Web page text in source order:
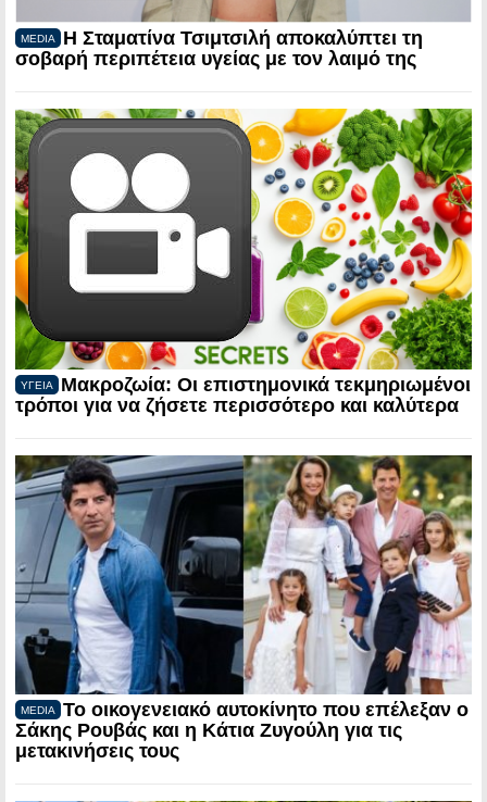
MEDIA
Η Σταματίνα Τσιμτσιλή αποκαλύπτει τη
σοβαρή περιπέτεια υγείας με τον λαιμό της
ΥΓΕΙΑ
Μακροζωία: Οι επιστημονικά τεκμηριωμένοι
τρόποι για να ζήσετε περισσότερο και καλύτερα
MEDIA
Το οικογενειακό αυτοκίνητο που επέλεξαν ο
Σάκης Ρουβάς και η Κάτια Ζυγούλη για τις
μετακινήσεις τους